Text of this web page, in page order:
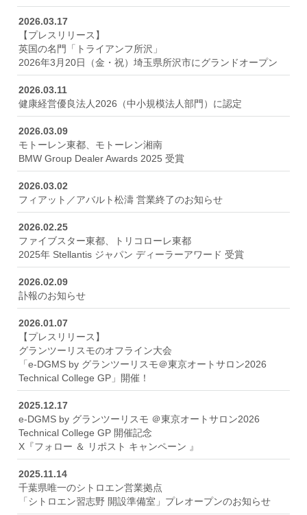
株式会社モトーレン東都
ダイワオートモビルズ株式会社
株式会社トリコローレ東都
株式会社モトーレン湘南
SUSTAINABILITY
サスティナビリティ
サスティナビリティトップ
モータースポーツの取り組み
社会への取り組み
誰もがいきいきと活躍できる社会
2026.03.17
【プレスリリース】
英国の名門「トライアンフ所沢」
2026年3月20日（金・祝）埼玉県所沢市にグランドオープン
2026.03.11
健康経営優良法人2026（中小規模法人部門）に認定
2026.03.09
モトーレン東都、モトーレン湘南
BMW Group Dealer Awards 2025 受賞
2026.03.02
フィアット／アバルト松濤 営業終了のお知らせ
2026.02.25
ファイブスター東都、トリコローレ東都
2025年 Stellantis ジャパン ディーラーアワード 受賞
2026.02.09
訃報のお知らせ
2026.01.07
【プレスリリース】
グランツーリスモのオフライン大会
「e-DGMS by グランツーリスモ＠東京オートサロン2026
Technical College GP」開催！
2025.12.17
e-DGMS by グランツーリスモ ＠東京オートサロン2026
Technical College GP 開催記念
X『フォロー ＆ リポスト キャンペーン 』
2025.11.14
千葉県唯一のシトロエン営業拠点
「シトロエン習志野 開設準備室」プレオープンのお知らせ